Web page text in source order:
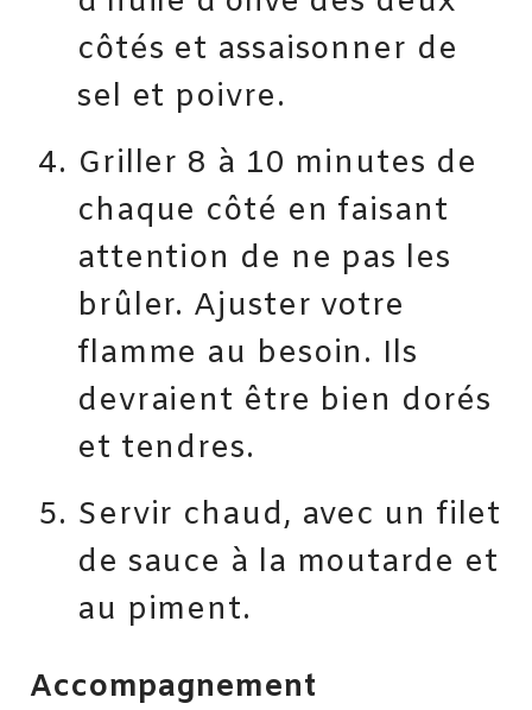
côtés et assaisonner de
sel et poivre.
Griller 8 à 10 minutes de
chaque côté en faisant
attention de ne pas les
brûler. Ajuster votre
flamme au besoin. Ils
devraient être bien dorés
et tendres.
Servir chaud, avec un filet
de sauce à la moutarde et
au piment.
Accompagnement